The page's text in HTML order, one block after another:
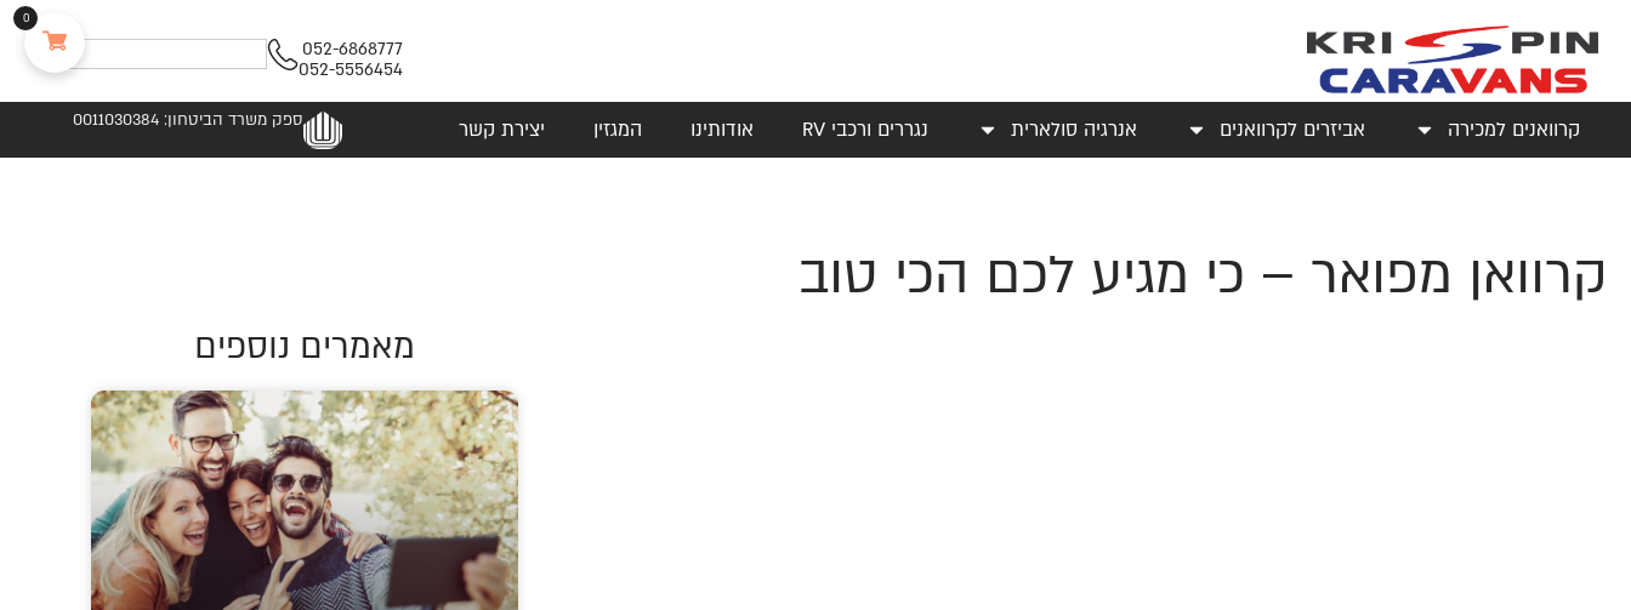
052-6868777
052-5556454
קרוואנים למכירה אביזרים לקרוואנים אנרגיה סולארית נגררים ורכבי RV אודותינו המגזין יצירת קשר ספק משרד הביטחון: 0011030384
קרוואן מפואר – כי מגיע לכם הכי טוב
מאמרים נוספים
0